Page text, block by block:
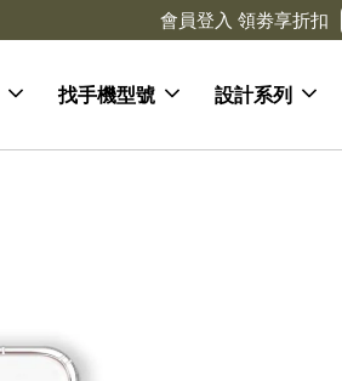
會員登入 領劵享折扣
找手機型號 設計系列